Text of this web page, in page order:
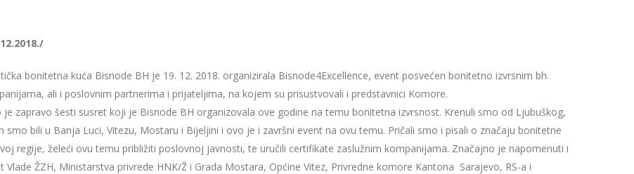
bonitetna kuća Bisnode BH je 19. 12. 2018. organizirala Bisnode4Excellence, event posvećen bonitetno izvrsnim bh.
ali i poslovnim partnerima i prijateljima, na kojem su prisustvovali i predstavnici Komore.
je zapravo šesti susret koji je Bisnode BH organizovala ove godine na temu bonitetna izvrsnost. Krenuli smo od Ljubuškog,
smo bili u Banja Luci, Vitezu, Mostaru i Bijeljini i ovo je i završni event na ovu temu. Pričali smo i pisali o značaju bonitetne
regije, želeći ovu temu približiti poslovnoj javnosti, te uručili certifikate zaslužnim kompanijama. Značajno je napomenuti i
ŽZH, Ministarstva privrede HNK/Ž i Grada Mostara, Općine Vitez, Privredne komore Kantona Sarajevo, RS-a i